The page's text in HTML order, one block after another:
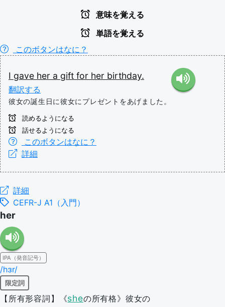
意味を覚える
単語を覚える
このボタンはなに？
I gave her a gift for her birthday.
翻訳する
彼女の誕生日に彼女にプレゼントをあげました。
読めるようになる
話せるようになる
このボタンはなに？
詳細
詳細
CEFR-J A1（入門）
her
IPA（発音記号）
/hɜr/
限定詞
【所有形容詞】《sheの所有格》彼女の